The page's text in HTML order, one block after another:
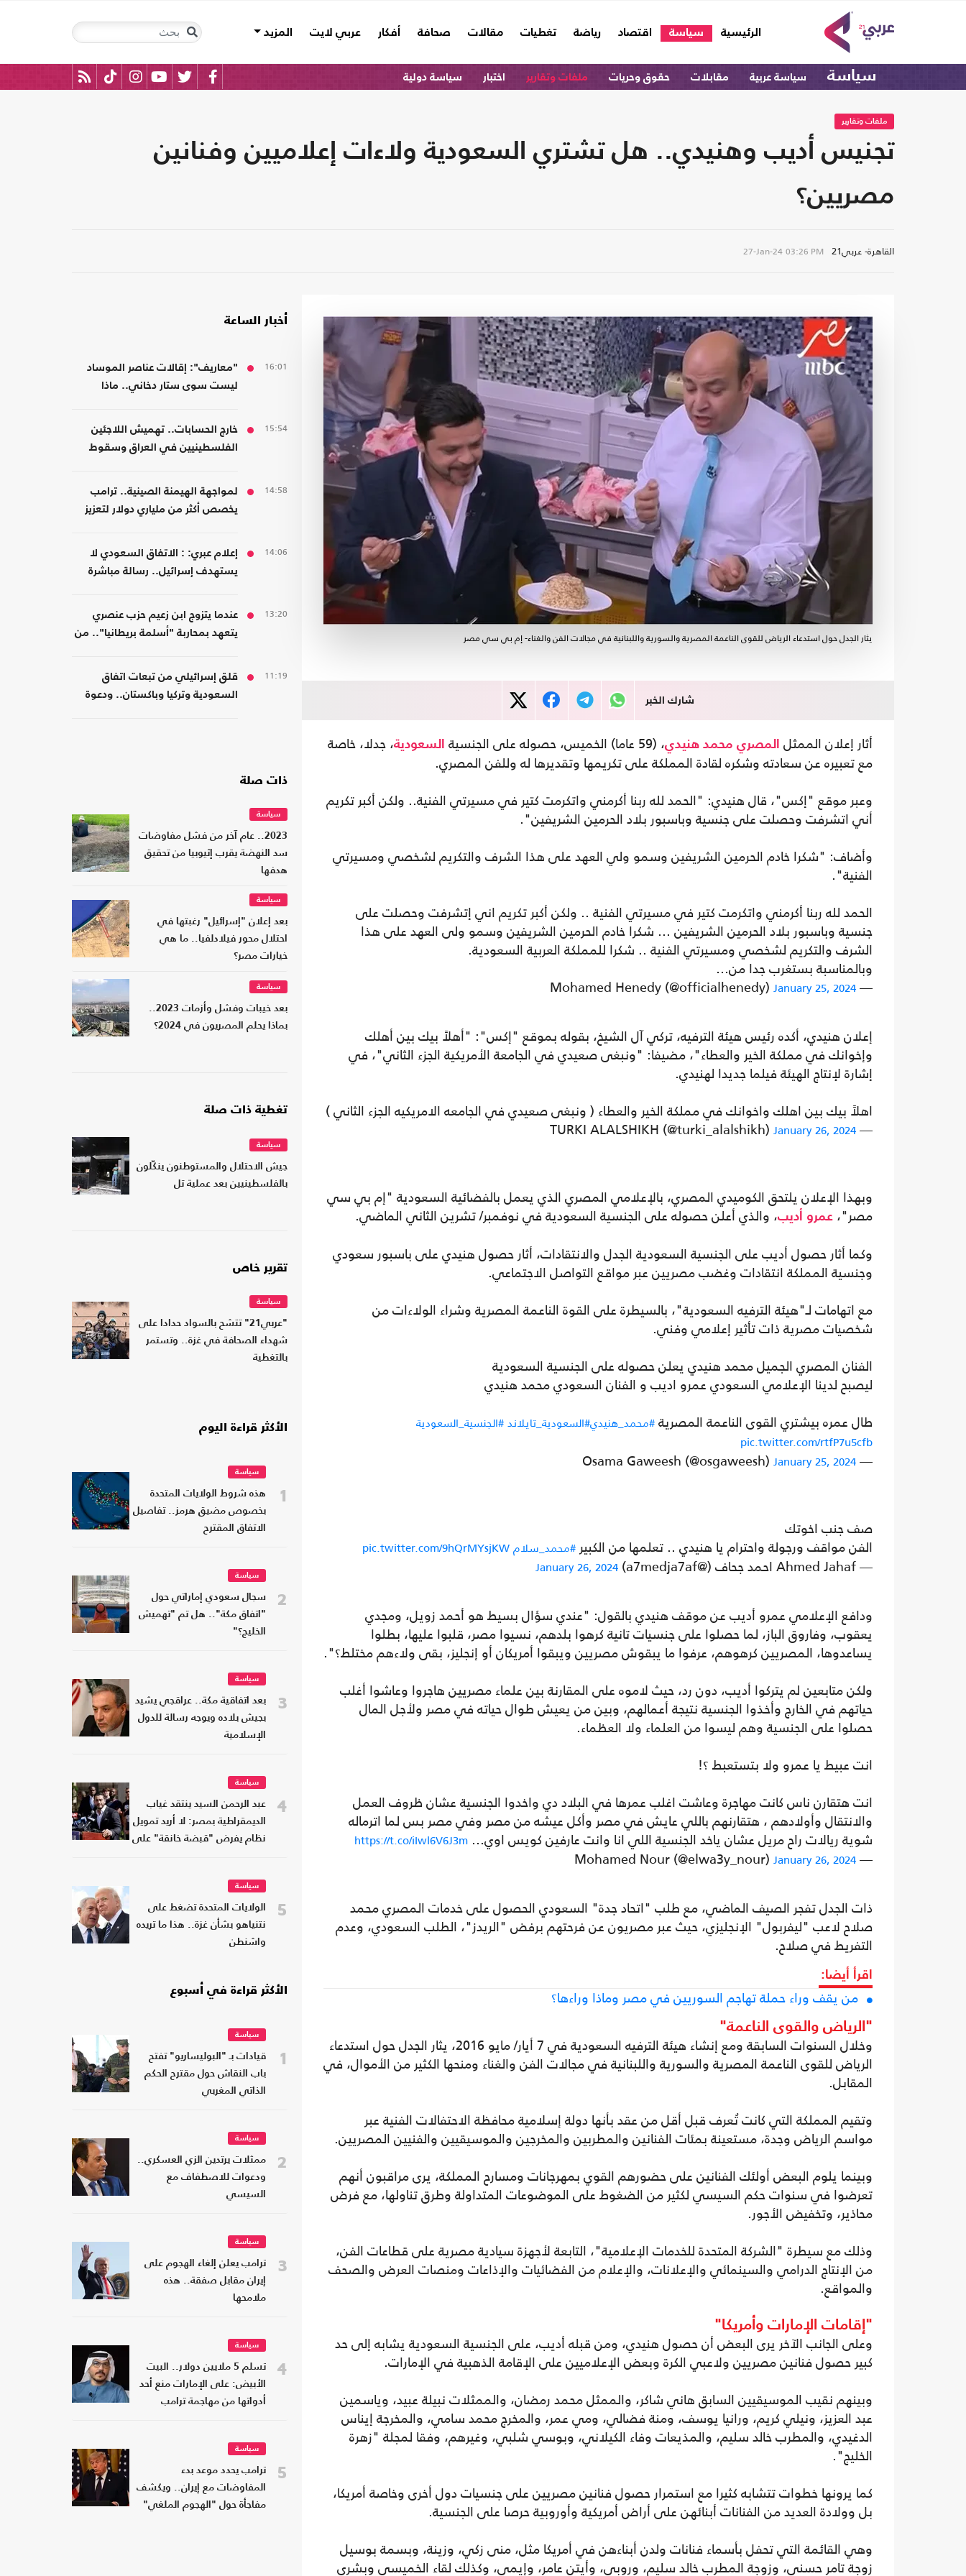
الرئيسية
(current) سياسة اقتصاد رياضة تغطيات مقالات صحافة أفكار عربي لايت المزيد
سياسة سياسة عربية مقابلات حقوق وحريات ملفات وتقارير اختبار سياسة دولية
ملفات وتقارير
تجنيس أديب وهنيدي.. هل تشتري السعودية ولاءات إعلاميين وفنانين
مصريين؟
القاهرة- عربي21 27-Jan-24 03:26 PM
يثار الجدل حول استدعاء الرياض للقوى الناعمة المصرية والسورية واللبنانية في مجالات الفن والغناء- إم بي سي مصر
شارك الخبر
أثار إعلان الممثل المصري محمد هنيدي، (59 عاما) الخميس، حصوله على الجنسية السعودية، جدلا، خاصة
مع تعبيره عن سعادته وشكره لقادة المملكة على تكريمها وتقديرها له وللفن المصري.
وعبر موقع "إكس"، قال هنيدي: "الحمد لله ربنا أكرمني واتكرمت كتير في مسيرتي الفنية.. ولكن أكبر تكريم
أني اتشرفت وحصلت على جنسية وباسبور بلاد الحرمين الشريفين".
وأضاف: "شكرا خادم الحرمين الشريفين وسمو ولي العهد على هذا الشرف والتكريم لشخصي ومسيرتي
الفنية".
الحمد لله ربنا أكرمني واتكرمت كتير في مسيرتي الفنية .. ولكن أكبر تكريم اني إتشرفت وحصلت على
جنسية وباسبور بلاد الحرمين الشريفين ... شكرا خادم الحرمين الشريفين وسمو ولى العهد على هذا
الشرف والتكريم لشخصي ومسيرتي الفنية .. شكرا للمملكة العربية السعودية.
وبالمناسبة بستغرب جدا من…
— Mohamed Henedy (@officialhenedy)
January 25, 2024
إعلان هنيدي، أكده رئيس هيئة الترفيه، تركي آل الشيخ، بقوله بموقع "إكس": "أهلاً بيك بين أهلك
وإخوانك في مملكة الخير والعطاء"، مضيفا: "ونبغى صعيدي في الجامعة الأمريكية الجزء الثاني"، في
إشارة لإنتاج الهيئة فيلما جديدا لهنيدي.
اهلاً بيك بين اهلك واخوانك في مملكة الخير والعطاء ️( ونبغى صعيدي في الجامعه الامريكيه الجزء الثاني )
— TURKI ALALSHIKH (@turki_alalshikh)
January 26, 2024
وبهذا الإعلان يلتحق الكوميدي المصري، بالإعلامي المصري الذي يعمل بالفضائية السعودية "إم بي سي
مصر"، عمرو أديب، والذي أعلن حصوله على الجنسية السعودية في نوفمبر/ تشرين الثاني الماضي.
وكما أثار حصول أديب على الجنسية السعودية الجدل والانتقادات، أثار حصول هنيدي على باسبور سعودي
وجنسية المملكة انتقادات وغضب مصريين عبر مواقع التواصل الاجتماعي.
مع اتهامات لـ"هيئة الترفيه السعودية"، بالسيطرة على القوة الناعمة المصرية وشراء الولاءات من
شخصيات مصرية ذات تأثير إعلامي وفني.
الفنان المصري الجميل محمد هنيدي يعلن حصوله على الجنسية السعودية
ليصبح لدينا الإعلامي السعودي عمرو اديب و الفنان السعودي محمد هنيدي
طال عمره بيشتري القوى الناعمة المصرية #محمد_هنيدي#السعودية_تايلاند #الجنسية_السعودية
pic.twitter.com/rtfP7u5cfb
— Osama Gaweesh (@osgaweesh)
January 25, 2024
صف جنب اخوتك
الفن مواقف ورجولة واحترام يا هنيدي .. تعلمها من الكبير #محمد_سلام pic.twitter.com/9hQrMYsjKW
— Ahmed Jahaf احمد جحاف (@a7medja7af) January 26, 2024
ودافع الإعلامي عمرو أديب عن موقف هنيدي بالقول: "عندي سؤال بسيط هو أحمد زويل، ومجدي
يعقوب، وفاروق الباز، لما حصلوا على جنسيات تانية كرهوا بلدهم، نسيوا مصر، قلبوا عليها، بطلوا
يساعدوها، المصريين كرهوهم، عرفوا ما يبقوش مصريين ويبقوا أمريكان أو إنجليز، بقى ولاءهم مختلط؟".
ولكن متابعين لم يتركوا أديب، دون رد، حيث لاموه على المقارنة بين علماء مصريين هاجروا وعاشوا أغلب
حياتهم في الخارج وأخذوا الجنسية نتيجة أعمالهم، وبين من يعيش طوال حياته في مصر ولأجل المال
حصلوا على الجنسية وهم ليسوا من العلماء ولا العظماء.
انت عبيط يا عمرو ولا بتستعبط ؟!
انت هتقارن ناس كانت مهاجرة وعاشت اغلب عمرها في البلاد دي واخدوا الجنسية عشان ظروف العمل
والانتقال وأولادهم ، هتقارنهم باللي عايش في مصر وأكل عيشه من مصر وفي مصر بس لما اترماله
شوية ريالات راح مريل عشان ياخد الجنسية اللي انا وانت عارفين كويس اوي… https://t.co/iIwl6V6J3m
— Mohamed Nour (@elwa3y_nour)
January 26, 2024
ذات الجدل تفجر الصيف الماضي، مع طلب "اتحاد جدة" السعودي الحصول على خدمات المصري محمد
صلاح لاعب "ليفربول" الإنجليزي، حيث عبر مصريون عن فرحتهم برفض "الريدز"، الطلب السعودي، وعدم
التفريط في صلاح.
اقرأ أيضا:
من يقف وراء حملة تهاجم السوريين في مصر وماذا وراءها؟
"الرياض والقوى الناعمة"
وخلال السنوات السابقة ومع إنشاء هيئة الترفيه السعودية في 7 أيار/ مايو 2016، يثار الجدل حول استدعاء
الرياض للقوى الناعمة المصرية والسورية واللبنانية في مجالات الفن والغناء ومنحها الكثير من الأموال، في
المقابل.
وتقيم المملكة التي كانت تُعرف قبل أقل من عقد بأنها دولة إسلامية محافظة الاحتفالات الفنية عبر
مواسم الرياض وجدة، مستعينة بمئات الفنانين والمطربين والمخرجين والموسيقيين والفنيين المصريين.
وبينما يلوم البعض أولئك الفنانين على حضورهم القوي بمهرجانات ومسارح المملكة، يرى مراقبون أنهم
تعرضوا في سنوات حكم السيسي لكثير من الضغوط على الموضوعات المتداولة وطرق تناولها، مع فرض
محاذير، وتخفيض الأجور.
وذلك مع سيطرة "الشركة المتحدة للخدمات الإعلامية"، التابعة لأجهزة سيادية مصرية على قطاعات الفن،
من الإنتاج الدرامي والسينمائي والإعلانات، والإعلام من الفضائيات والإذاعات ومنصات العرض والصحف
والمواقع.
"إقامات الإمارات وأمريكا"
وعلى الجانب الآخر يرى البعض أن حصول هنيدي، ومن قبله أديب، على الجنسية السعودية يشابه إلى حد
كبير حصول فنانين مصريين ولاعبي الكرة وبعض الإعلاميين على الإقامة الذهبية في الإمارات.
وبينهم نقيب الموسيقيين السابق هاني شاكر، والممثل محمد رمضان، والممثلات نبيلة عبيد، وياسمين
عبد العزيز، ونيلي كريم، ورانيا يوسف، ومنة فضالي، ومي عمر، والمخرج محمد سامي، والمخرجة إيناس
الدغيدي، والمطرب خالد سليم، والمذيعات وفاء الكيلاني، وبوسي شلبي، وغيرهم، وفقا لمجلة "زهرة
الخليج".
كما يرونها خطوات تتشابه كثيرا مع استمرار حصول فنانين مصريين على جنسيات دول أخرى وخاصة أمريكا،
بل وولادة العديد من الفنانات أبنائهن على أراض أمريكية وأوروبية حرصا على الجنسية.
وهي القائمة التي تحفل بأسماء فنانات ولدن أبناءهن في أمريكا مثل، منى زكي، وزينة، وبسمة بوسيل
زوجة تامر حسني، وزوجة المطرب خالد سليم، وروبي، وأيتن عامر، وإيمي، وكذلك لقاء الخميسي وبشرى
أخبار الساعة
16:01
"معاريف": إقالات عناصر الموساد
ليست سوى ستار دخاني.. ماذا
15:54
خارج الحسابات.. تهميش اللاجئين
الفلسطينيين في العراق وسقوط
14:58
لمواجهة الهيمنة الصينية.. ترامب
يخصص أكثر من ملياري دولار لتعزيز
14:06
إعلام عبري: : الاتفاق السعودي لا
يستهدف إسرائيل.. رسالة مباشرة
13:20
عندما يتزوج ابن زعيم حزب عنصري
يتعهد بمحاربة "أسلمة بريطانيا".. من
11:19
قلق إسرائيلي من تبعات اتفاق
السعودية وتركيا وباكستان.. ودعوة
ذات صلة
سياسة
2023.. عام آخر من فشل مفاوضات
سد النهضة يقرب إثيوبيا من تحقيق
هدفها
سياسة
بعد إعلان "إسرائيل" رغبتها في
احتلال محور فيلادلفيا.. ما هي
خيارات مصر؟
سياسة
بعد خيبات وفشل وأزمات 2023..
بماذا يحلم المصريون في 2024؟
تغطية ذات صلة
سياسة
جيش الاحتلال والمستوطنون ينكّلون
بالفلسطينيين بعد عملية تل
تقرير خاص
سياسة
"عربي21" تتشح بالسواد حدادا على
شهداء الصحافة في غزة.. وتستمر
بالتغطية
الأكثر قراءة اليوم
1
سياسة
هذه شروط الولايات المتحدة
بخصوص مضيق هرمز.. تفاصيل
الاتفاق المقترح
2
سياسة
سجال سعودي إماراتي حول
"اتفاق مكة".. هل تم "تهميش
الخليج؟"
3
سياسة
بعد اتفاقية مكة.. عراقجي يشيد
بجيش بلاده ويوجه رسالة للدول
الإسلامية
4
سياسة
عبد الرحمن السيد ينتقد غياب
الديمقراطية بمصر: لا أريد تمويل
نظام يفرض "قبضة خانقة" على
5
سياسة
الولايات المتحدة تضغط على
نتنياهو بشأن غزة.. هذا ما تريده
واشنطن
الأكثر قراءة في أسبوع
1
سياسة
قيادات بـ "البوليساريو" تفتح
باب النقاش حول مقترح الحكم
الذاتي المغربي
2
سياسة
ممثلات يرتدين الزي العسكري..
ودعوات للاصطفاف مع
السيسي
3
سياسة
ترامب يعلن إلغاء الهجوم على
إيران مقابل صفقة.. هذه
ملامحها
4
سياسة
تسلم 5 ملايين دولار.. البيت
الأبيض: على الإمارات منع أحد
أدواتها من مهاجمة ترامب
5
سياسة
ترامب يحدد موعد بدء
المفاوضات مع إيران.. ويكشف
مفاجأة حول "الهجوم الملغي"